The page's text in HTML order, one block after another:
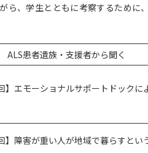
ら、学生とともに考察するために
ALS患者遺族・支援者から聞く
】エモーショナルサポートドックに
】障害が重い人が地域で暮らすとい